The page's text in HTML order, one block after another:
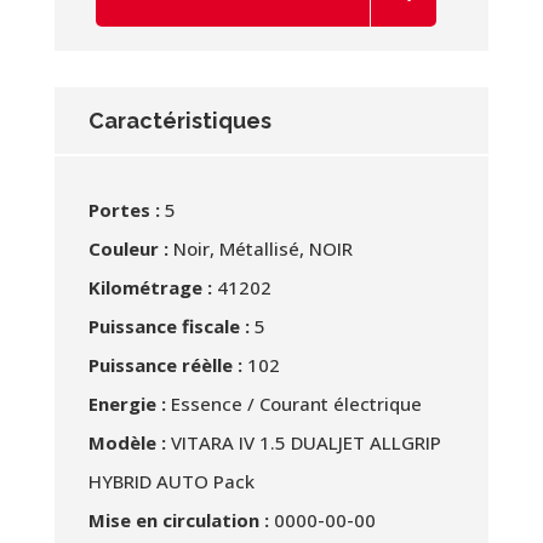
Caractéristiques
Portes :5
Couleur :Noir, Métallisé, NOIR
Kilométrage :41202
Puissance fiscale :5
Puissance réèlle :102
Energie :Essence / Courant électrique
Modèle :VITARA IV 1.5 DUALJET ALLGRIP
HYBRID AUTO Pack
Mise en circulation :0000-00-00